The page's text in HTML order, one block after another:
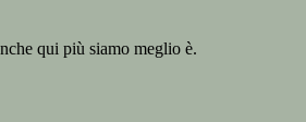
qui più siamo meglio è.